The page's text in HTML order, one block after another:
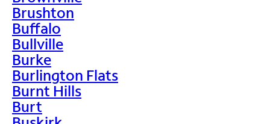
Brushton
Buffalo
Bullville
Burke
Burlington Flats
Burnt Hills
Burt